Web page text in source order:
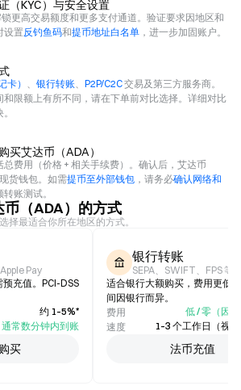
（KYC）与安全设置
锁更高交易额度和更多支付通道。验证要求因地区和
设置反钓鱼码和提币地址白名单 ，进一步加固账户。
卡） 、 银行转账、 P2P/C2C交易及第三方服务商。
限额上有所不同，请在下单前对比选择。详细对比
买艾达币（ADA）
费用（价格 + 相关手续费）。确认后，艾达币
货钱包。如需提币至外部钱包 ，请务必确认网络和
账测试。
（ADA）的方式
择最适合你所在地区的方式。
Pay
充值。PCI-DSS
约 1–5%*
通常数分钟内到账
买
银行转账
SEPA、SWIFT、FPS 等
适合银行大额购买，费用更低
间因银行而异。
费用
低 / 零（因
速度
1–3 个工作日（视
法币充值